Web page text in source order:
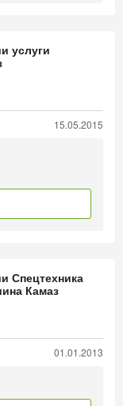
услуги
15.05.2015
Спецтехника
Камаз
01.01.2013